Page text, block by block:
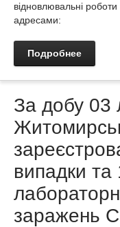
відновлювальні
адресами:
Подробнее
За добу 03
випадки
заражень